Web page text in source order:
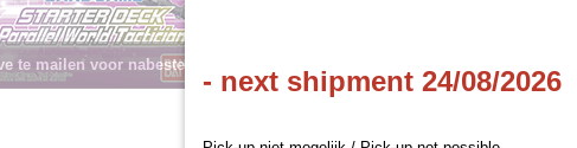
te mailen voor nabestelling.
Productcode leverancier
ST-10 -
- next shipment 24/08/2026